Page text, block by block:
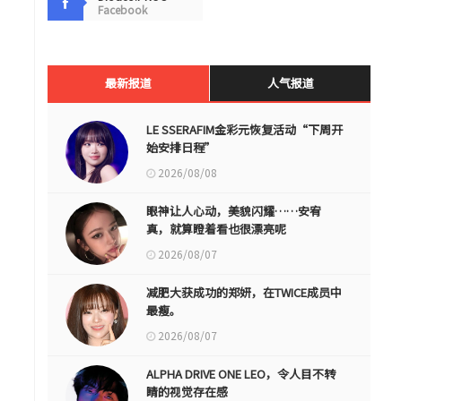
Facebook
最新报道 人气报道
LE SSERAFIM金彩元恢复活动“下周开
始安排日程”
2026/08/08
眼神让人心动，美貌闪耀……安宥
真，就算瞪着看也很漂亮呢
2026/08/07
减肥大获成功的郑妍，在TWICE成员中
最瘦。
2026/08/07
ALPHA DRIVE ONE LEO，令人目不转
睛的视觉存在感